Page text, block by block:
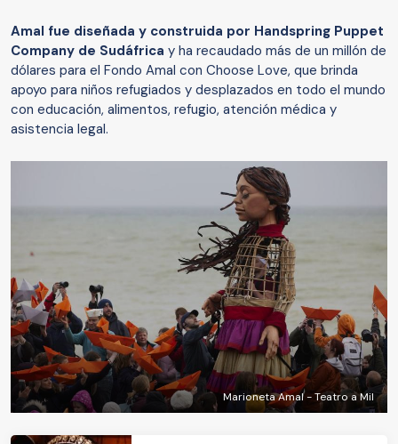
Amal fue diseñada y construida por Handspring Puppet
Company de Sudáfrica y ha recaudado más de un millón de
dólares para el Fondo Amal con Choose Love, que brinda
apoyo para niños refugiados y desplazados en todo el mundo
con educación, alimentos, refugio, atención médica y
asistencia legal.
Marioneta Amal - Teatro a Mil